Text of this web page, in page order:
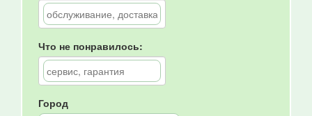
Что не понравилось:
Город